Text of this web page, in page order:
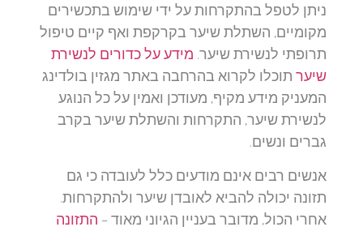
ניתן לטפל בהתקרחות על ידי שימוש בתכשירים
מקומיים, השתלת שיער בקרקפת ואף קיים טיפול
תרופתי לנשירת שיער.מידע על כדורים לנשירת
שיערתוכלו לקרוא בהרחבה באתר מגזין בולדינג
המעניק מידע מקיף, מעודכן ואמין על כל הנוגע
לנשירת שיער, התקרחות והשתלת שיער בקרב
גברים ונשים.
אנשים רבים אינם מודעים כלל לעובדה כי גם
תזונה יכולה להביא לאובדן שיער ולהתקרחות.
אחרי הכול, מדובר בעניין הגיוני מאוד –התזונה